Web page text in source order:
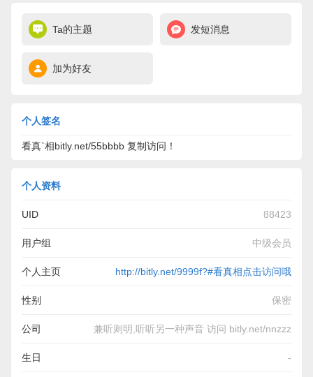
Ta的主题 发短消息
加为好友
个人签名
看真`相bitly.net/55bbbb 复制访问！
个人资料
UID 88423
用户组 中级会员
个人主页 http://bitly.net/9999f?#看真相点击访问哦
性别 保密
公司 兼听则明,听听另一种声音 访问 bitly.net/nnzzz
生日 -